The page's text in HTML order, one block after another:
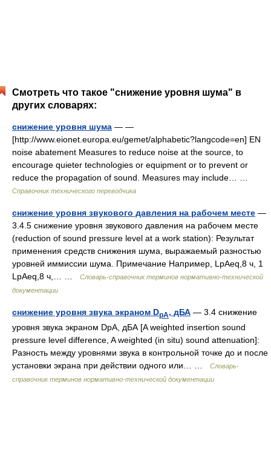
Смотреть что такое "снижение уровня шума" в
других словарях:
снижение уровня шума — —
[http://www.eionet.europa.eu/gemet/alphabetic?langcode=en] EN
noise abatement Measures to reduce noise at the source, to
encourage quieter technologies or equipment or to prevent or
reduce the propagation of sound. Measures may include… …
Справочник технического переводчика
снижение уровня звукового давления на рабочем месте —
3.4.5 снижение уровня звукового давления на рабочем месте
(reduction of sound pressure level at a work station): Результат
применения средств снижения шума, выражаемый разностью
уровней иммиссии шума. Примечание Например, LpАeq,8 ч, 1
LpАeq,8 ч,… …
Словарь-справочник терминов нормативно-технической
документации
снижение уровня звука экраном DpA, дБА — 3.4 снижение
уровня звука экраном DpA, дБА [A weighted insertion sound
pressure level difference, A weighted (in situ) sound attenuation]:
Разность между уровнями звука в контрольной точке до и после
установки экрана при действии одного или… …
Словарь-
справочник терминов нормативно-технической документации